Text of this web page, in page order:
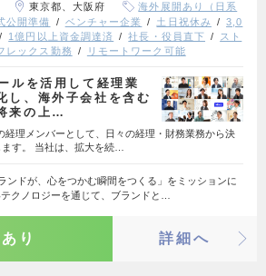
東京都、大阪府
海外展開あり（日系
公開準備 ベンチャー企業 土日祝休み
3,0
1億円以上資金調達済 社長・役員直下
スト
レックス勤務 リモートワーク可能
ルを活用して経理業
し、海外子会社を含む
来の上…
経理メンバーとして、日々の経理・財務業務から決
す。 当社は、拡大を続…
ンドが、心をつかむ瞬間をつくる」をミッションに
クノロジーを通じて、ブランドと…
り 詳細へ